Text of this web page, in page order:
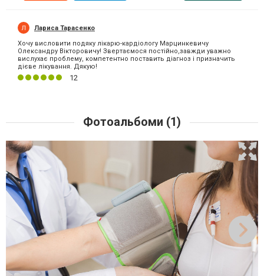
Лариса Тарасенко
Хочу висловити подяку лікарю-кардіологу Марцинкевичу
Олександру Вікторовичу! Звертаємося постійно,завжди уважно
вислухає проблему, компетентно поставить діагноз і призначить
дієве лікування. Дякую!
12
Фотоальбоми (1)